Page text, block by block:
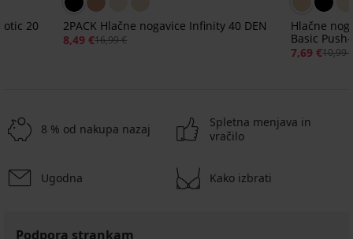
20
2PACK Hlačne nogavice Infinity 40 DEN
8,49 €16,99 €
Hlačne
Basic
7,69 €10,99
-30%-30%
8 % od nakupa nazaj
Spletna menjava in
vračilo
Ugodna Kako izbrati
Podpora strankam